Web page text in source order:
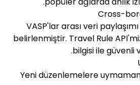
VASP'lar arası veri
belirlenmiştir. Travel Rule
bilgisi ile güvenli
Yeni düzenlemelere